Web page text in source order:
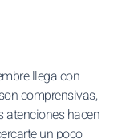
llega con
comprensivas,
atenciones hacen
un poco